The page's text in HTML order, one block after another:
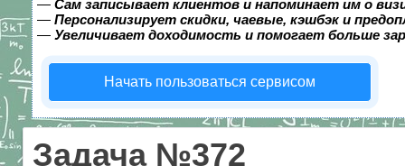
— Сам записывает клиентов и напоминает им о
— Персонализирует скидки, чаевые, кэшбэк и
— Увеличивает доходимость и помогает больше
Начать пользоваться сервисом
Задача №372